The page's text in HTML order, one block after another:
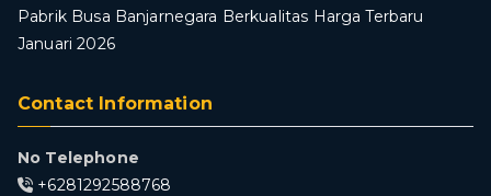
Pabrik Busa Banjarnegara Berkualitas Harga Terbaru
Januari 2026
Contact Information
No Telephone
+6281292588768